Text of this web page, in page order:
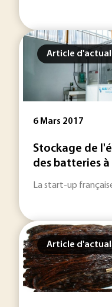
Article
6 Mars 2017
Stockage de
des batteries à
La start-up
Article